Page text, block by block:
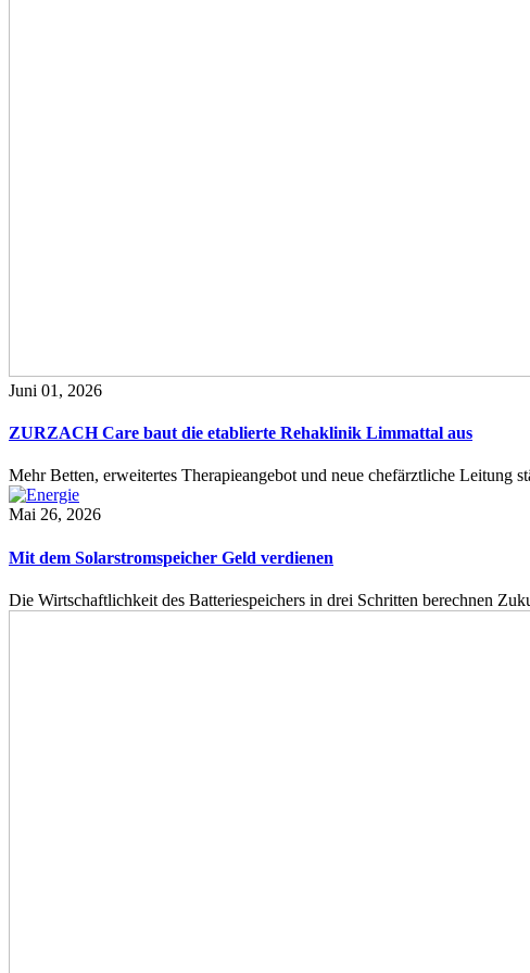
Juni 01, 2026
ZURZACH Care baut die etablierte Rehaklinik Limmattal aus
Mehr Betten, erweitertes Therapieangebot und neue chefärztliche
Mai 26, 2026
Mit dem Solarstromspeicher Geld verdienen
Die Wirtschaftlichkeit des Batteriespeichers in drei Schritten berechnen